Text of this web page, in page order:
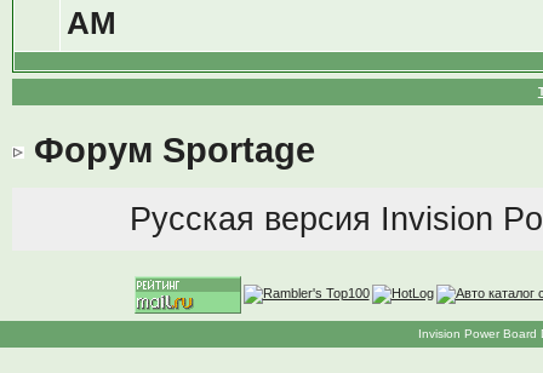
AM
Форум Sportage
Русская версия Invision
Invision Power